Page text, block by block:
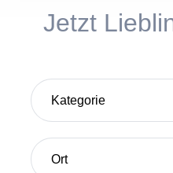
Jetzt